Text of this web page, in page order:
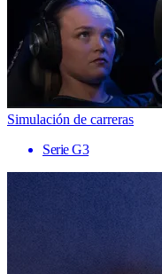
Simulación de carreras
Serie G3